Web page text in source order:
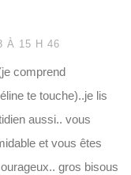
À 15 H 46
comprend
te touche)..je lis
aussi.. vous
et vous êtes
gros bisous